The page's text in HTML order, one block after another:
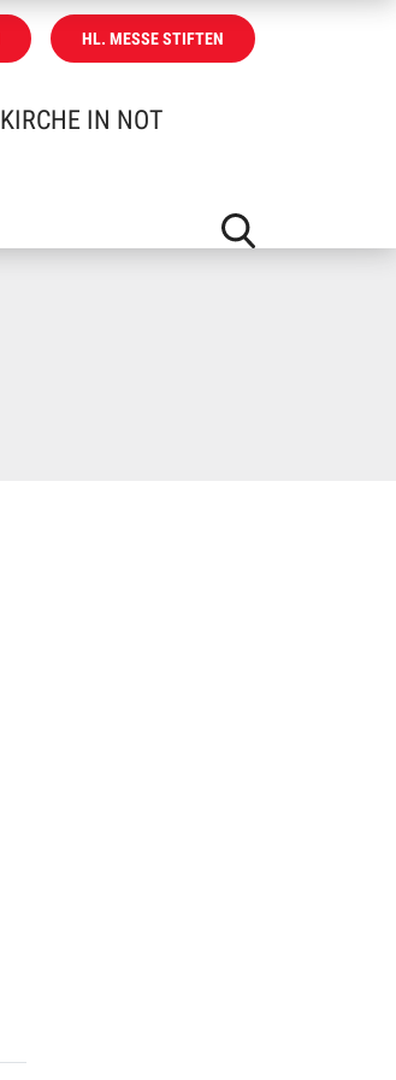
HL. MESSE STIFTEN
KIRCHE IN NOT